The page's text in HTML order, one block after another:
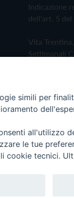
Indicazione
dell'art. 5 del
Vita
Settimanali
Privacy
Trentina
simili per
all'utilizzo
le tue
cookie tecnici.